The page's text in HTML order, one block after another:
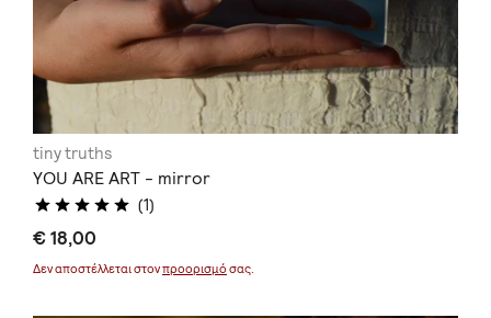
tiny truths
YOU ARE ART - mirror
(1)
€ 18,00
Δεν αποστέλλεται στονπροορισμό σας.